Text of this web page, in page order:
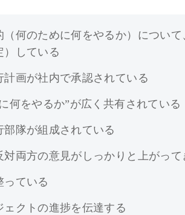
（何のために何をやるか）について
）している
画が社内で承認されている
何をやるか”が広く共有されている
隊が組成されている
対両方の意見がしっかりと上がって
っている
クトの進捗を伝達する